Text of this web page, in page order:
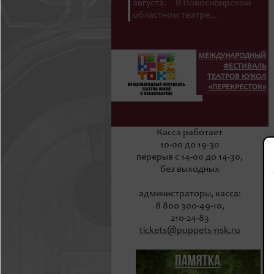
августа. В Новосибирском
областном театре...
МЕЖДУНАРОДНЫЙ
ФЕСТИВАЛЬ
ТЕАТРОВ КУКОЛ
«ПЕРЕКРЕСТОК»
Касса работает
10-00 до 19-30
перерыв с 14-00 до 14-30,
без выходных
администраторы, касса:
8 800 300-49-10,
210-24-83
tickets@puppets-nsk.ru